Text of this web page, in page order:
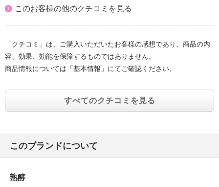
このお客様の他のクチコミを見る
「クチコミ」は、ご購入いただいたお客様の感想であり、商品の内
容、効果、効能を保障するものではありません。
商品情報については「基本情報」にてご確認ください。
すべてのクチコミを見る
このブランドについて
熟酵